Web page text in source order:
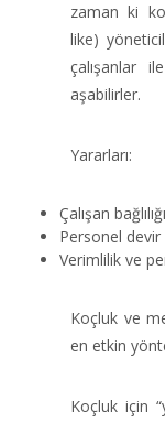
zaman ki
like)
çalışanlar
aşabilirler.
Yararları:
Çalışan
Personel devir
Verimlilik ve
Koçluk ve
en etkin
Koçluk için